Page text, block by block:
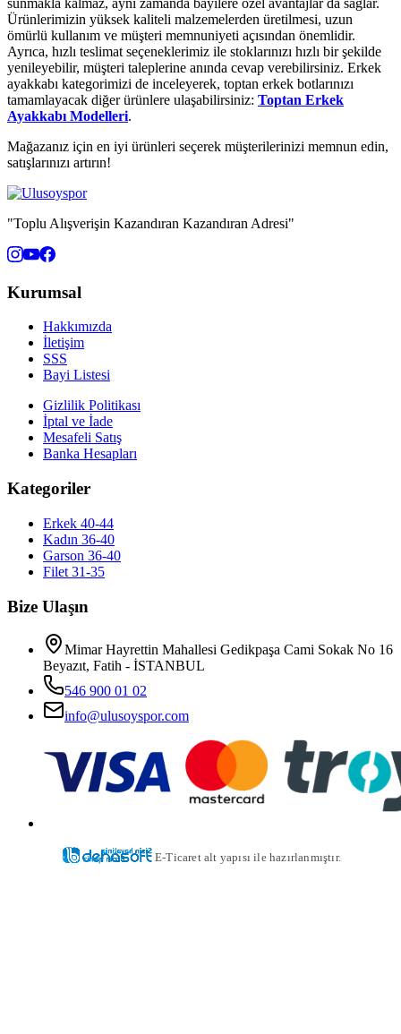
sunmakla kalmaz, aynı zamanda bayilere özel avantajlar da sağlar.
Ürünlerimizin yüksek kaliteli malzemelerden üretilmesi, uzun
ömürlü kullanım ve müşteri memnuniyeti açısından önemlidir.
Ayrıca, hızlı teslimat seçeneklerimiz ile stoklarınızı hızlı bir şekilde
yenileyebilir, müşteri taleplerine anında cevap verebilirsiniz. Erkek
ayakkabı kategorimizi de inceleyerek, toptan erkek botlarınızı
tamamlayacak diğer ürünlere ulaşabilirsiniz: Toptan Erkek
Ayakkabı Modelleri.
Mağazanız için en iyi ürünleri seçerek müşterilerinizi memnun edin,
satışlarınızı artırın!
"Toplu Alışverişin Kazandıran Kazandıran Adresi"
Kurumsal
Hakkımızda
İletişim
SSS
Bayi Listesi
Gizlilik Politikası
İptal ve İade
Mesafeli Satış
Banka Hesapları
Kategoriler
Erkek 40-44
Kadın 36-40
Garson 36-40
Filet 31-35
Bize Ulaşın
Mimar Hayrettin Mahallesi Gedikpaşa Cami Sokak No 16
Beyazıt, Fatih - İSTANBUL
546 900 01 02
info@ulusoyspor.com
E-Ticaret alt yapısı ile hazırlanmıştır.